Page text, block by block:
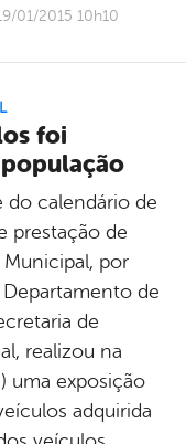
01/2015 10h10
foi
do calendário de
prestação de
por
de
de
realizou na
uma exposição
adquirida